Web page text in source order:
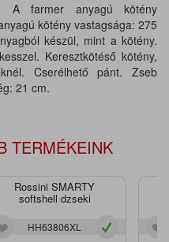
A farmer anyagú kötény
kötény vastagsága: 275
készül, mint a kötény.
Keresztkötéső kötény,
Cserélhető pánt. Zseb
21 cm.
TERMÉKEINK
Rossini SMARTY
softshell dzseki
HH63806XL